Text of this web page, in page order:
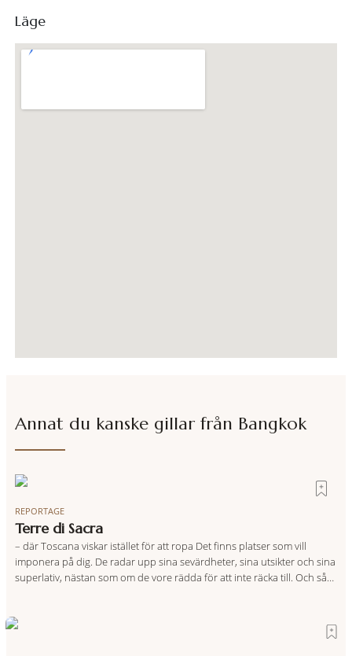
Läge
Annat du kanske gillar från Bangkok
REPORTAGE
Terre di Sacra
– där Toscana viskar istället för att ropa Det finns platser som vill
imponera på dig. De radar upp sina sevärdheter, sina utsikter och sina
superlativ, nästan som om de vore rädda för att inte räcka till. Och så